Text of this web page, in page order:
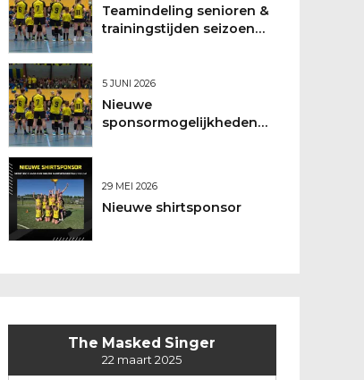
Teamindeling senioren &
trainingstijden seizoen
5 JUNI 2026
Nieuwe
sponsormogelijkheden
29 MEI 2026
Nieuwe shirtsponsor
The Masked Singer
22 maart 2025